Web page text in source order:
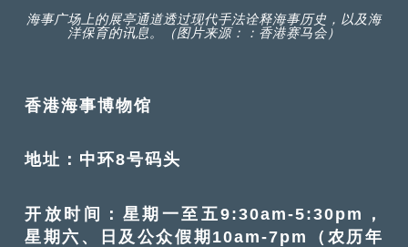
海事广场上的展亭通道透过现代手法诠释海事历史，以及海
洋保育的讯息。（图片来源：：香港赛马会）
香港海事博物馆
地址：中环8号码头
开放时间：星期一至五9:30am-5:30pm，
星期六、日及公众假期10am-7pm（农历年